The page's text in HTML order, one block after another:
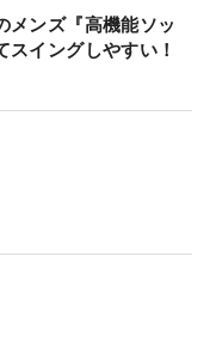
メンズ『高機能ソッ
スイングしやすい！